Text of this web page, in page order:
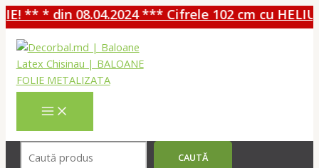
** * din 08.04.2024 *** Cifrele 102 cm cu HELIU -
Перейти
содержимому
MAIN
MENU
CAUTĂ